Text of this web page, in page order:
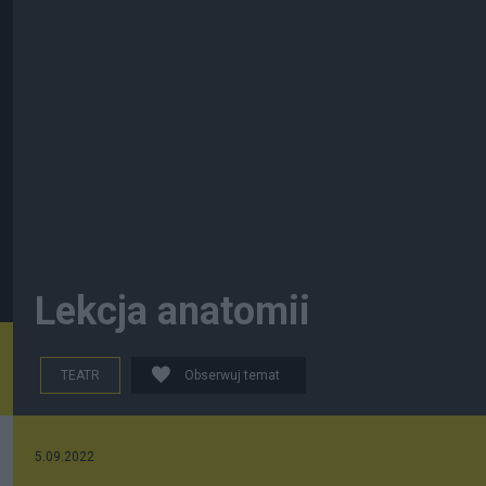
Lekcja anatomii
TEATR Obserwuj temat
5.09.2022